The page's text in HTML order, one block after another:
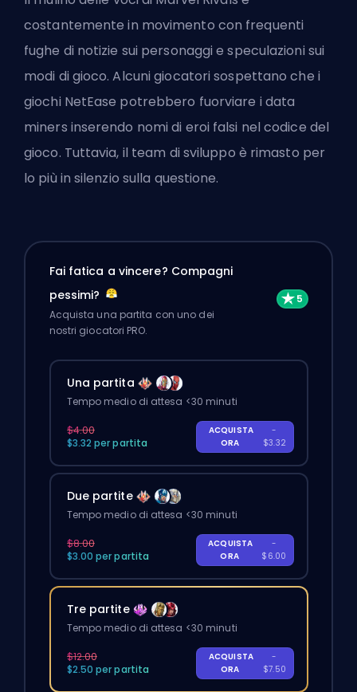
costantemente in movimento con frequenti
fughe di notizie sui personaggi e speculazioni sui
modi di gioco. Alcuni giocatori sospettano che i
giochi NetEase potrebbero fuorviare i data
miners inserendo nomi di eroi falsi nel codice del
gioco. Tuttavia, il team di sviluppo è rimasto per
lo più in silenzio sulla questione.
Fai fatica a vincere? Compagni
pessimi?
Acquista una partita con uno dei
nostri giocatori PRO.
Una partita
Tempo medio di attesa <30 minuti
$4.00
$3.32 per partita
ACQUISTA
ORA
-
$3.32
Due partite
Tempo medio di attesa <30 minuti
$8.00
$3.00 per partita
ACQUISTA
ORA
-
$6.00
Tre partite
Tempo medio di attesa <30 minuti
$12.00
$2.50 per partita
ACQUISTA
ORA
-
$7.50